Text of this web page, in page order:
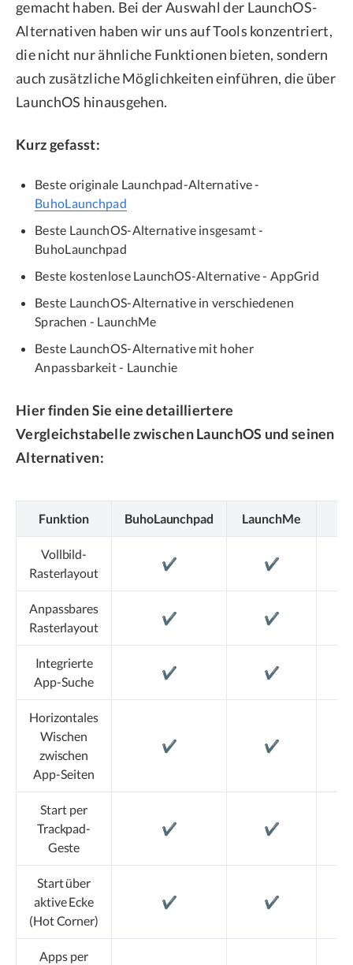
gemacht haben. Bei der Auswahl der LaunchOS-
Alternativen haben wir uns auf Tools konzentriert,
die nicht nur ähnliche Funktionen bieten, sondern
auch zusätzliche Möglichkeiten einführen, die über
LaunchOS hinausgehen.
Kurz gefasst:
Beste originale Launchpad-Alternative -
BuhoLaunchpad
Beste LaunchOS-Alternative insgesamt -
BuhoLaunchpad
Beste kostenlose LaunchOS-Alternative - AppGrid
Beste LaunchOS-Alternative in verschiedenen
Sprachen - LaunchMe
Beste LaunchOS-Alternative mit hoher
Anpassbarkeit - Launchie
Hier finden Sie eine detailliertere
Vergleichstabelle zwischen LaunchOS und seinen
Alternativen:
Funktion BuhoLaunchpad LaunchMe
Vollbild-
Rasterlayout
✔️ ✔️
Anpassbares
Rasterlayout
✔️ ✔️
Integrierte
App-Suche
✔️ ✔️
Horizontales
Wischen
zwischen
App-Seiten
✔️ ✔️
Start per
Trackpad-
Geste
✔️ ✔️
Start über
aktive Ecke
(Hot Corner)
✔️ ✔️
Apps per